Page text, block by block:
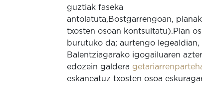
guztiak faseka
antolatuta,Bostgarrengoan,
txosten osoan kontsultatu).Plan
burutuko da; aurtengo
Balentziagarako igogailuaren
edozein galdera
eskaneatuz txosten osoa